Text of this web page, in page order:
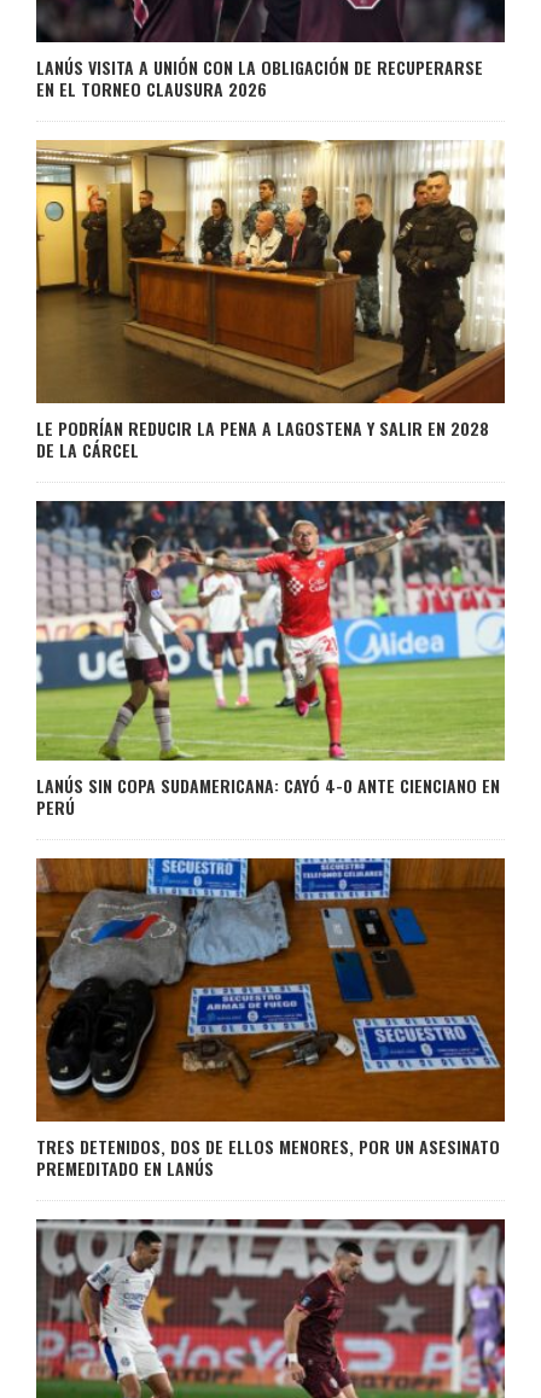
LANÚS VISITA A UNIÓN CON LA OBLIGACIÓN DE RECUPERARSE
EN EL TORNEO CLAUSURA 2026
LE PODRÍAN REDUCIR LA PENA A LAGOSTENA Y SALIR EN 2028
DE LA CÁRCEL
LANÚS SIN COPA SUDAMERICANA: CAYÓ 4-0 ANTE CIENCIANO EN
PERÚ
TRES DETENIDOS, DOS DE ELLOS MENORES, POR UN ASESINATO
PREMEDITADO EN LANÚS